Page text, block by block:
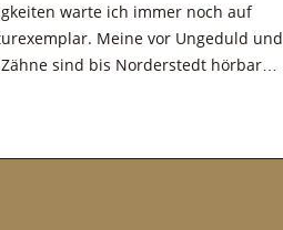
warte ich immer noch auf
Meine vor Ungeduld und
sind bis Norderstedt hörbar…